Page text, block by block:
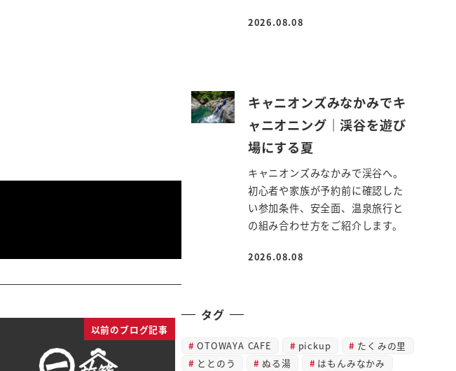
以前のブログ記事
投稿日
2026.08.08
キャニオンズみなかみでキ
ャニオニング｜渓谷を遊び
場にする夏
キャニオンズみなかみで渓谷へ。
初心者や家族が予約前に確認した
い参加条件、安全面、温泉旅行と
の組み合わせ方をご紹介します。
投稿日
2026.08.08
タグ
OTOWAYA CAFE pickup
たくみの里
ととのう
ぬる湯
はもんみなかみ